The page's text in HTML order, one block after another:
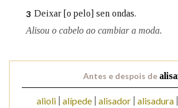
Na fraseoloxía
OUTRAS OPCIÓNS DE BUSCA
3 Deixar [o pelo] sen ondas.
Alisou o cabelo ao cambiar a moda.
Antes e despois de
alioli alípede alisador alisadura